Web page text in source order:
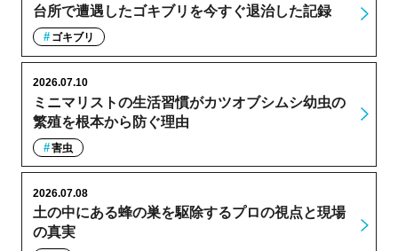
台所で遭遇したゴキブリを今すぐ退治した記録
ゴキブリ
ミニマリストの生活習慣がカツオブシムシ幼虫の
繁殖を根本から防ぐ理由
2026.07.10
害虫
土の中にある蜂の巣を駆除するプロの視点と現場
の真実
2026.07.08